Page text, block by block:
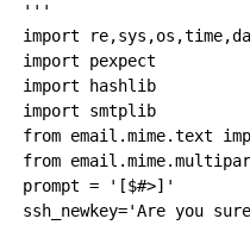
'''
import
import pexpect
import hashlib
import smtplib
from email.mime.text
from
prompt = '[$#>]'
ssh_newkey='Are you